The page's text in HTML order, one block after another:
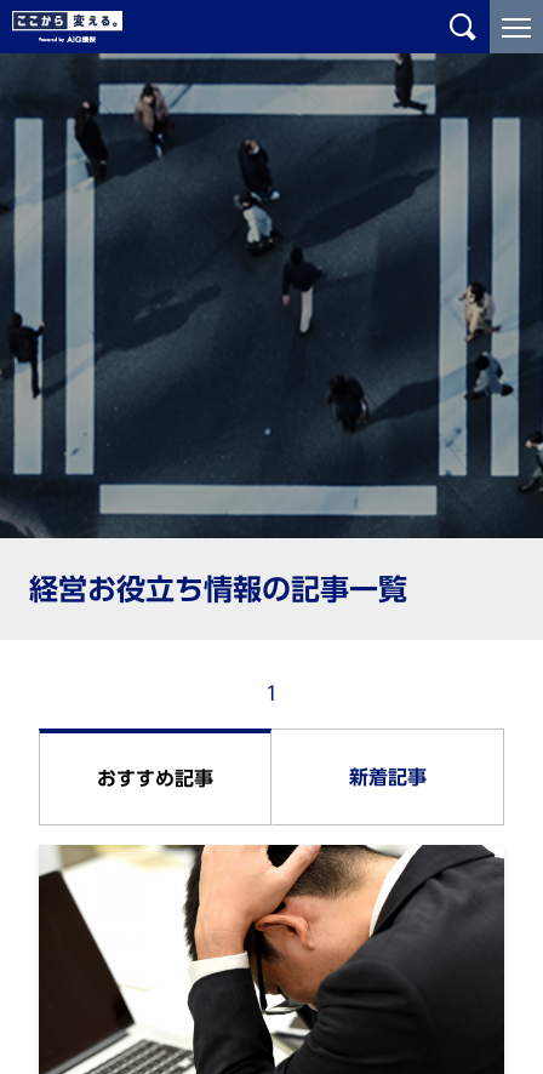
メ
ン
ャ
プ
こ
ン
ン
で
経営お役立ち情報の記事一覧
1
おすすめ記事 新着記事